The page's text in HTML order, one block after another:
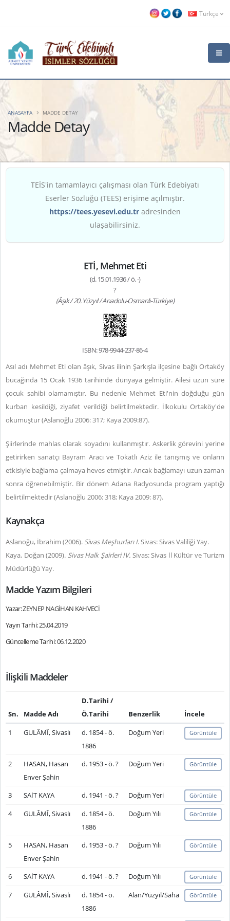
Türkçe
Madde Detay
ANASAYFA MADDE DETAY
TEİS'in tamamlayıcı çalışması olan Türk Edebiyatı
Eserler Sözlüğü (TEES) erişime açılmıştır.
https://tees.yesevi.edu.tr adresinden
ulaşabilirsiniz.
ETİ, Mehmet Eti
(d. 15.01.1936 / ö. -)
?
(Âşık / 20. Yüzyıl / Anadolu-Osmanlı-Türkiye)
ISBN: 978-9944-237-86-4
Asıl adı Mehmet Eti olan âşık, Sivas ilinin Şarkışla ilçesine bağlı Ortaköy
bucağında 15 Ocak 1936 tarihinde dünyaya gelmiştir. Ailesi uzun süre
çocuk sahibi olamamıştır. Bu nedenle Mehmet Eti'nin doğduğu gün
kurban kesildiği, ziyafet verildiği belirtilmektedir. İlkokulu Ortaköy'de
okumuştur (Aslanoğlu 2006: 317; Kaya 2009:87).
Şiirlerinde mahlas olarak soyadını kullanmıştır. Askerlik görevini yerine
getirirken sanatçı Bayram Aracı ve Tokatlı Aziz ile tanışmış ve onların
etkisiyle bağlama çalmaya heves etmiştir. Ancak bağlamayı uzun zaman
sonra öğrenebilmiştir. Bir dönem Adana Radyosunda program yaptığı
belirtilmektedir (Aslanoğlu 2006: 318; Kaya 2009: 87).
Kaynakça
Aslanoğu, İbrahim (2006). Sivas Meşhurları I. Sivas: Sivas Valiliği Yay.
Kaya, Doğan (2009). Sivas Halk Şairleri IV. Sivas: Sivas İl Kültür ve Turizm
Müdürlüğü Yay.
Madde Yazım Bilgileri
Yazar: ZEYNEP NAGİHAN KAHVECİ
Yayın Tarihi: 25.04.2019
Güncelleme Tarihi: 06.12.2020
İlişkili Maddeler
Sn. Madde Adı
D.Tarihi /
Ö.Tarihi
Benzerlik
İncele
1
GULÂMÎ, Sivaslı
d. 1854 - ö.
1886
Doğum Yeri Görüntüle
2
HASAN, Hasan
Enver Şahin
d. 1953 - ö. ? Doğum Yeri Görüntüle
3 SAİT KAYA d. 1941 - ö. ? Doğum Yeri Görüntüle
4 GULÂMÎ, Sivaslı
d. 1854 - ö.
1886
Doğum Yılı Görüntüle
5
HASAN, Hasan
Enver Şahin
d. 1953 - ö. ? Doğum Yılı Görüntüle
6 SAİT KAYA d. 1941 - ö. ? Doğum Yılı Görüntüle
7 GULÂMÎ, Sivaslı
d. 1854 - ö.
1886
Alan/Yüzyıl/Saha Görüntüle